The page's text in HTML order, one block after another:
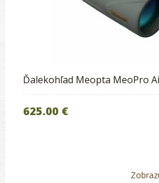
Ďalekohľad Meopta MeoPro
625.00 €